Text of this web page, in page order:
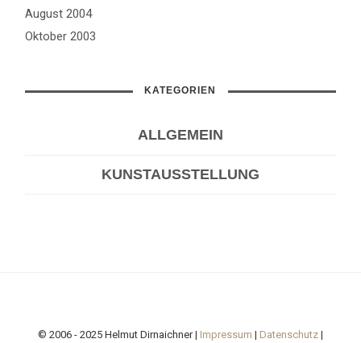
August 2004
Oktober 2003
KATEGORIEN
ALLGEMEIN
KUNSTAUSSTELLUNG
© 2006 - 2025 Helmut Dirnaichner | Impressum | Datenschutz|